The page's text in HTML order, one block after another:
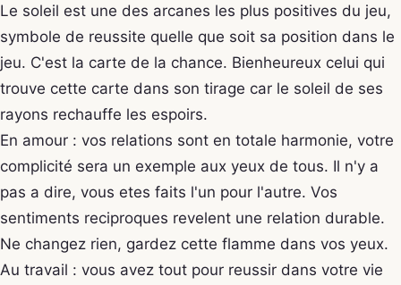
Le soleil est une des arcanes les plus positives du jeu,
symbole de reussite quelle que soit sa position dans le
jeu. C'est la carte de la chance. Bienheureux celui qui
trouve cette carte dans son tirage car le soleil de ses
rayons rechauffe les espoirs.
En amour : vos relations sont en totale harmonie, votre
complicité sera un exemple aux yeux de tous. Il n'y a
pas a dire, vous etes faits l'un pour l'autre. Vos
sentiments reciproques revelent une relation durable.
Ne changez rien, gardez cette flamme dans vos yeux.
Au travail : vous avez tout pour reussir dans votre vie